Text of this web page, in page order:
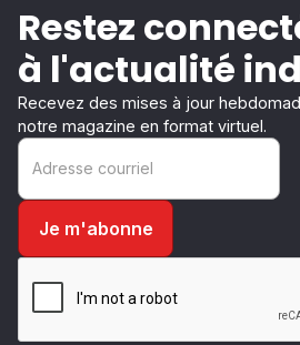
Restez
à l'actualité
Recevez des mises à jour
notre magazine en format virtuel.